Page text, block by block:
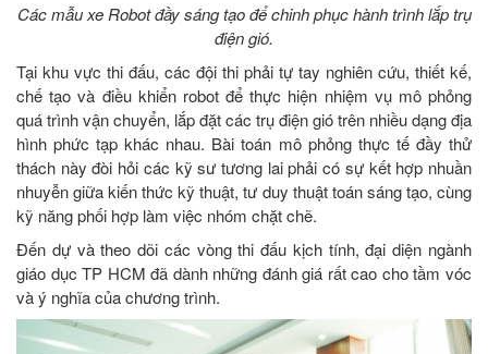
Các mẫu xe Robot đầy sáng tạo để chinh phục hành trình lắp trụ
điện gió.
Tại khu vực thi đấu, các đội thi phải tự tay nghiên cứu, thiết kế,
chế tạo và điều khiển robot để thực hiện nhiệm vụ mô phỏng
quá trình vận chuyển, lắp đặt các trụ điện gió trên nhiều dạng địa
hình phức tạp khác nhau. Bài toán mô phỏng thực tế đầy thử
thách này đòi hỏi các kỹ sư tương lai phải có sự kết hợp nhuần
nhuyễn giữa kiến thức kỹ thuật, tư duy thuật toán sáng tạo, cùng
kỹ năng phối hợp làm việc nhóm chặt chẽ.
Đến dự và theo dõi các vòng thi đấu kịch tính, đại diện ngành
giáo dục TP HCM đã dành những đánh giá rất cao cho tầm vóc
và ý nghĩa của chương trình.